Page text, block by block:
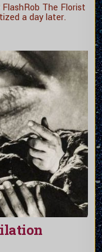
The Florist
a day later.